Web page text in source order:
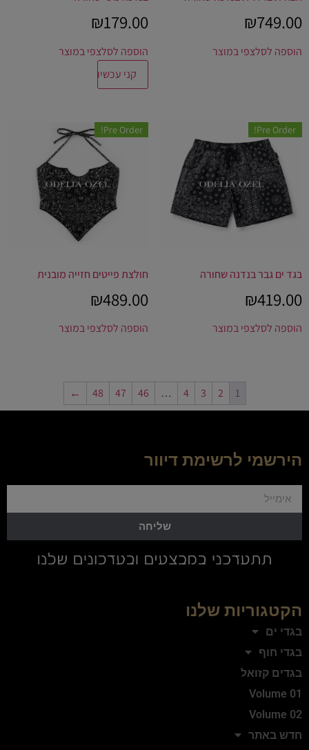
₪749.00
הוספה לסלצפי במוצר
₪179.00
הוספה לסלצפי במוצר
קני עכשיו
Pre Order!
בגד ים גבר בנדנה שחורה
₪419.00
הוספה לסלצפי במוצר
Pre Order!
חולצת פייטים חזייה מובנית
₪489.00
הוספה לסלצפי במוצר
1
2
3
4
…
46
47
48
←
הירשמי לרשימת דיוור
שליחה
הקטגוריות שלנו
בגדי ים
בגדי חוף
בגדים קזואל
Volume 01
Volume 02
חדש באתר